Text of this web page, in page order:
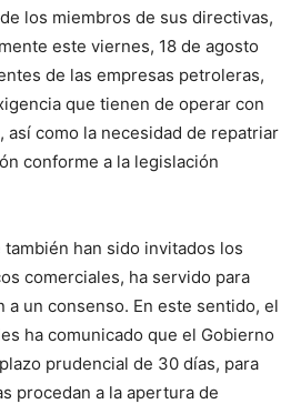
los miembros de sus directivas,
este viernes, 18 de agosto
de las empresas petroleras,
que tienen de operar con
así como la necesidad de repatriar
conforme a la legislación
han sido invitados los
comerciales, ha servido para
a un consenso. En este sentido, el
ha comunicado que el Gobierno
prudencial de 30 días, para
procedan a la apertura de